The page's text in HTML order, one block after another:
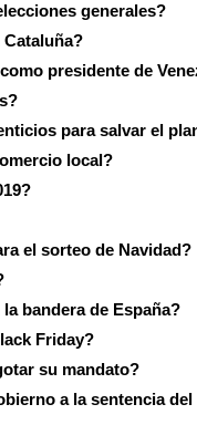
generales?
presidente de
para salvar el
local?
el sorteo de Navidad?
bandera de España?
Friday?
su mandato?
a la sentencia